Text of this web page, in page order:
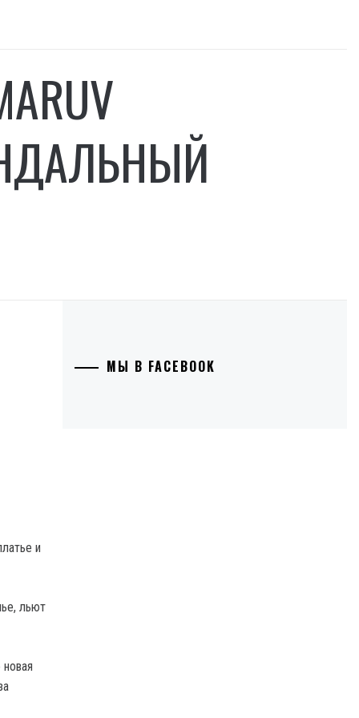
и
льют
МЫ В FACEBOOK